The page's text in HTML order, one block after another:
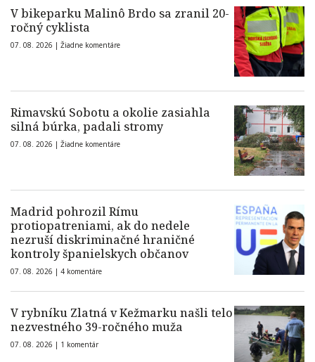
V bikeparku Malinô Brdo sa zranil 20-
ročný cyklista
07. 08. 2026 | Žiadne komentáre
Rimavskú Sobotu a okolie zasiahla
silná búrka, padali stromy
07. 08. 2026 | Žiadne komentáre
Madrid pohrozil Rímu
protiopatreniami, ak do nedele
nezruší diskriminačné hraničné
kontroly španielskych občanov
07. 08. 2026 | 4 komentáre
V rybníku Zlatná v Kežmarku našli telo
nezvestného 39-ročného muža
07. 08. 2026 | 1 komentár